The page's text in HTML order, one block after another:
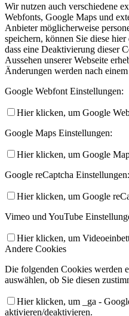
Wir nutzen auch verschiedene
Webfonts, Google Maps und
Anbieter möglicherweise
speichern, können Sie diese
dass eine Deaktivierung dieser
Aussehen unserer Webseite
Änderungen werden nach
Google Webfont Einstellungen:
Hier klicken, um Google
Google Maps Einstellungen:
Hier klicken, um Google
Google reCaptcha Einstellungen:
Hier klicken, um Google
Vimeo und YouTube
Hier klicken, um
Andere Cookies
Die folgenden Cookies werden
auswählen, ob Sie diesen
Hier klicken, um _ga -
aktivieren/deaktivieren.